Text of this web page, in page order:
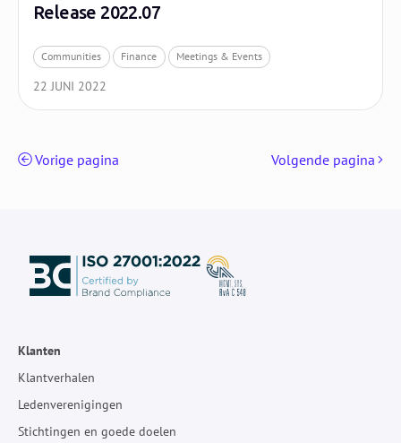
Release 2022.07
Communities Finance Meetings & Events
22 JUNI 2022
Vorige pagina Volgende pagina
Klanten
Klantverhalen
Ledenverenigingen
Stichtingen en goede doelen